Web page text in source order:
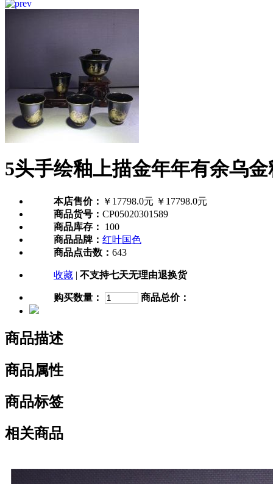
5头手绘釉上描金年年有余乌
本店售价： ￥17798.0元 ￥17798.0元
商品货号： CP05020301589
商品库存：
100
商品品牌： 红叶国色
商品点击数： 643
收藏 不支持七天无理由退换货
购买数量： 商品总价：
商品描述
商品属性
商品标签
相关商品